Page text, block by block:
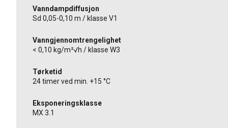
Vanndampdiffusjon
Sd 0,05-0,10 m / klasse V1
Vanngjennomtrengelighet
< 0,10 kg/m²√h / klasse W3
Tørketid
24 timer ved min. +15 °C
Eksponeringsklasse
MX 3.1